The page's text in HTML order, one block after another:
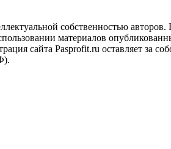
собственностью
материалов
сайта Pasprofit.ru оставляет за